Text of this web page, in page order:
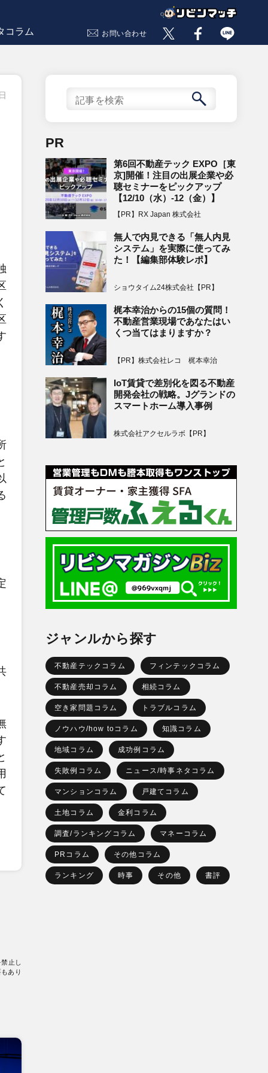
コラム お問い合わせ
止し
あり
PR
第6回不動産テック EXPO［東
京]開催！注目の出展企業や必
聴セミナーをピックアップ
【12/10（水）-12（金）】
【PR】RX Japan 株式会社
無人で内見できる「無人内見
システム」を実際に使ってみ
た！【編集部体験レポ】
ショウタイム24株式会社【PR】
梶本幸治からの15個の質問！
不動産営業現場であなたはい
くつ当てはまりますか？
【PR】株式会社レコ 梶本幸治
IoT賃貸で差別化を図る不動産
開発会社の戦略。Jグランドの
スマートホーム導入事例
株式会社アクセルラボ【PR】
ジャンルから探す
不動産テックコラム フィンテックコラム
不動産売却コラム 相続コラム
空き家問題コラム トラブルコラム
ノウハウ/how toコラム 知識コラム
地域コラム 成功例コラム
失敗例コラム ニュース/時事ネタコラム
マンションコラム 戸建てコラム
土地コラム 金利コラム
調査/ランキングコラム マネーコラム
PRコラム その他コラム
ランキング 時事 その他 書評